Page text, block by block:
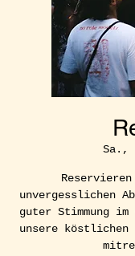
Sa.,
unvergesslichen
guter Stimmung
unsere köstlichen